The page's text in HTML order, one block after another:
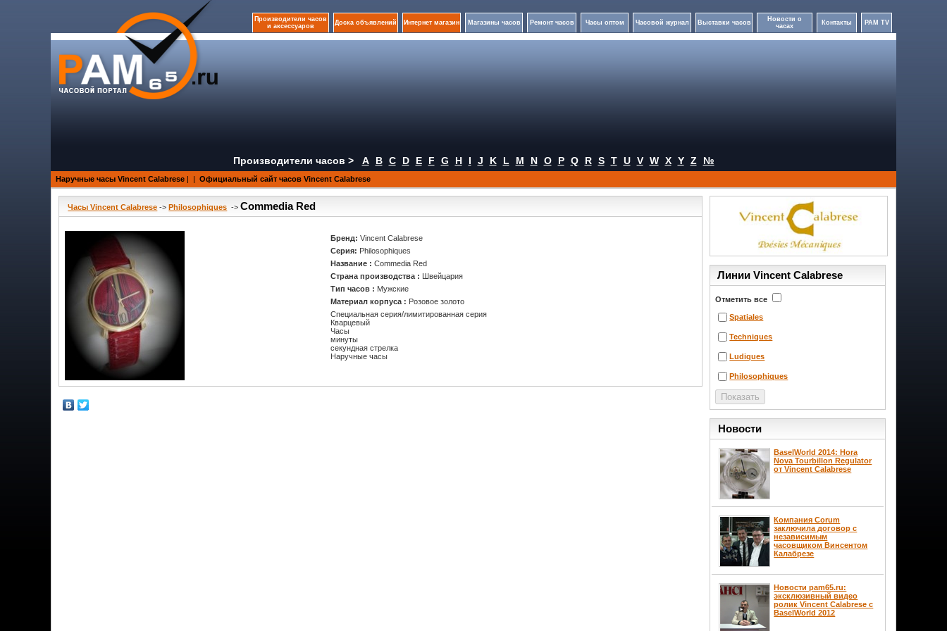
Производители часов
и аксессуаров
Доска объявлений Интернет магазин Магазины часов Ремонт часов Часы оптом Часовой журнал Выставки часов
Новости о
часах
Контакты PAM TV
Производители часов > A B C D E F G H I J K L M N O P Q R S T U V W X Y Z №
Наручные часы Vincent Calabrese | | Официальный сайт часов Vincent Calabrese
Часы Vincent Calabrese -> Philosophiques ->Commedia Red
Бренд:Vincent Calabrese
Серия: Philosophiques
Название :Commedia Red
Страна производства :
Швейцария
Тип часов : Мужские
Материал корпуса : Розовое золото
Специальная серия/лимитированная серия
Кварцевый
Часы
минуты
секундная стрелка
Наручные часы
Линии Vincent Calabrese
Отметить все
Spatiales
Techniques
Ludiques
Philosophiques
Новости
BaselWorld 2014: Hora
Nova Tourbillon Regulator
от Vincent Calabrese
Компания Corum
заключила договор с
независимым
часовщиком Винсентом
Калабрезе
Новости pam65.ru:
эксклюзивный видео
ролик Vincent Calabrese с
BaselWorld 2012